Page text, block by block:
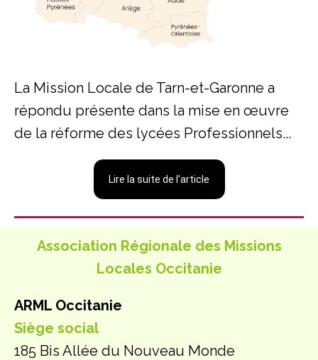
La Mission Locale de Tarn-et-Garonne a
répondu présente dans la mise en œuvre
de la réforme des lycées Professionnels...
Lire la suite de l'article
Association Régionale des Missions
Locales Occitanie
ARML Occitanie
Siège social
185 Bis Allée du Nouveau Monde